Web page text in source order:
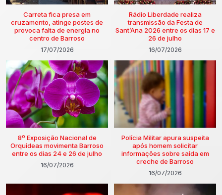
Carreta fica presa em
cruzamento, atinge postes de
provoca falta de energia no
centro de Barroso
17/07/2026
Rádio Liberdade realiza
transmissão da Festa de
Sant’Ana 2026 entre os dias 17 e
26 de julho
16/07/2026
8º Exposição Nacional de
Orquídeas movimenta Barroso
entre os dias 24 e 26 de julho
16/07/2026
Polícia Militar apura suspeita
após homem solicitar
informações sobre saída em
creche de Barroso
16/07/2026